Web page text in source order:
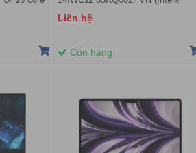
Mac
Core™ 5 320 | RAM 8GB DDR5 |
SSD 512GB PCIe Gen4 | Intel®
Windows 11 Home | Luna Grey)
Liên hệ
Còn hàng